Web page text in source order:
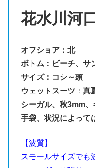
花水川河
オフショア：北
ボトム：ビーチ、サ
サイズ：コシ～頭
ウェットスーツ：真
シーガル、秋3mm、
手袋、状況によって
【波質】
スモールサイズでも